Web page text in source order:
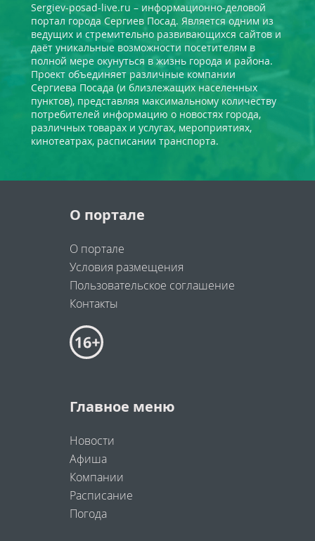
Sergiev-posad-live.ru – информационно-деловой
портал города Сергиев Посад. Является одним из
ведущих и стремительно развивающихся сайтов и
даёт уникальные возможности посетителям в
полной мере окунуться в жизнь города и района.
Проект объединяет различные компании
Сергиева Посада (и близлежащих населенных
пунктов), представляя максимальному количеству
потребителей информацию о новостях города,
различных товарах и услугах, мероприятиях,
кинотеатрах, расписании транспорта.
О портале
О портале
Условия размещения
Пользовательское соглашение
Контакты
Главное меню
Новости
Афиша
Компании
Расписание
Погода